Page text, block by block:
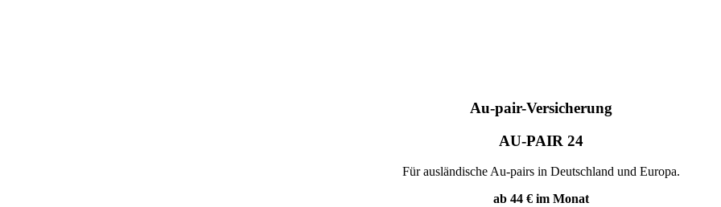
Au-pair-Versicherung
AU-PAIR 24
Für ausländische Au-pairs in Deutschland und Europa.
ab 44 € im Monat